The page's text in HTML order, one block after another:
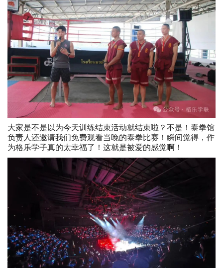
大家是不是以为今天训练结束活动就结束啦？不是！泰拳馆
负责人还邀请我们免费观看当晚的泰拳比赛！瞬间觉得，作
为格乐学子真的太幸福了！这就是被爱的感觉啊！